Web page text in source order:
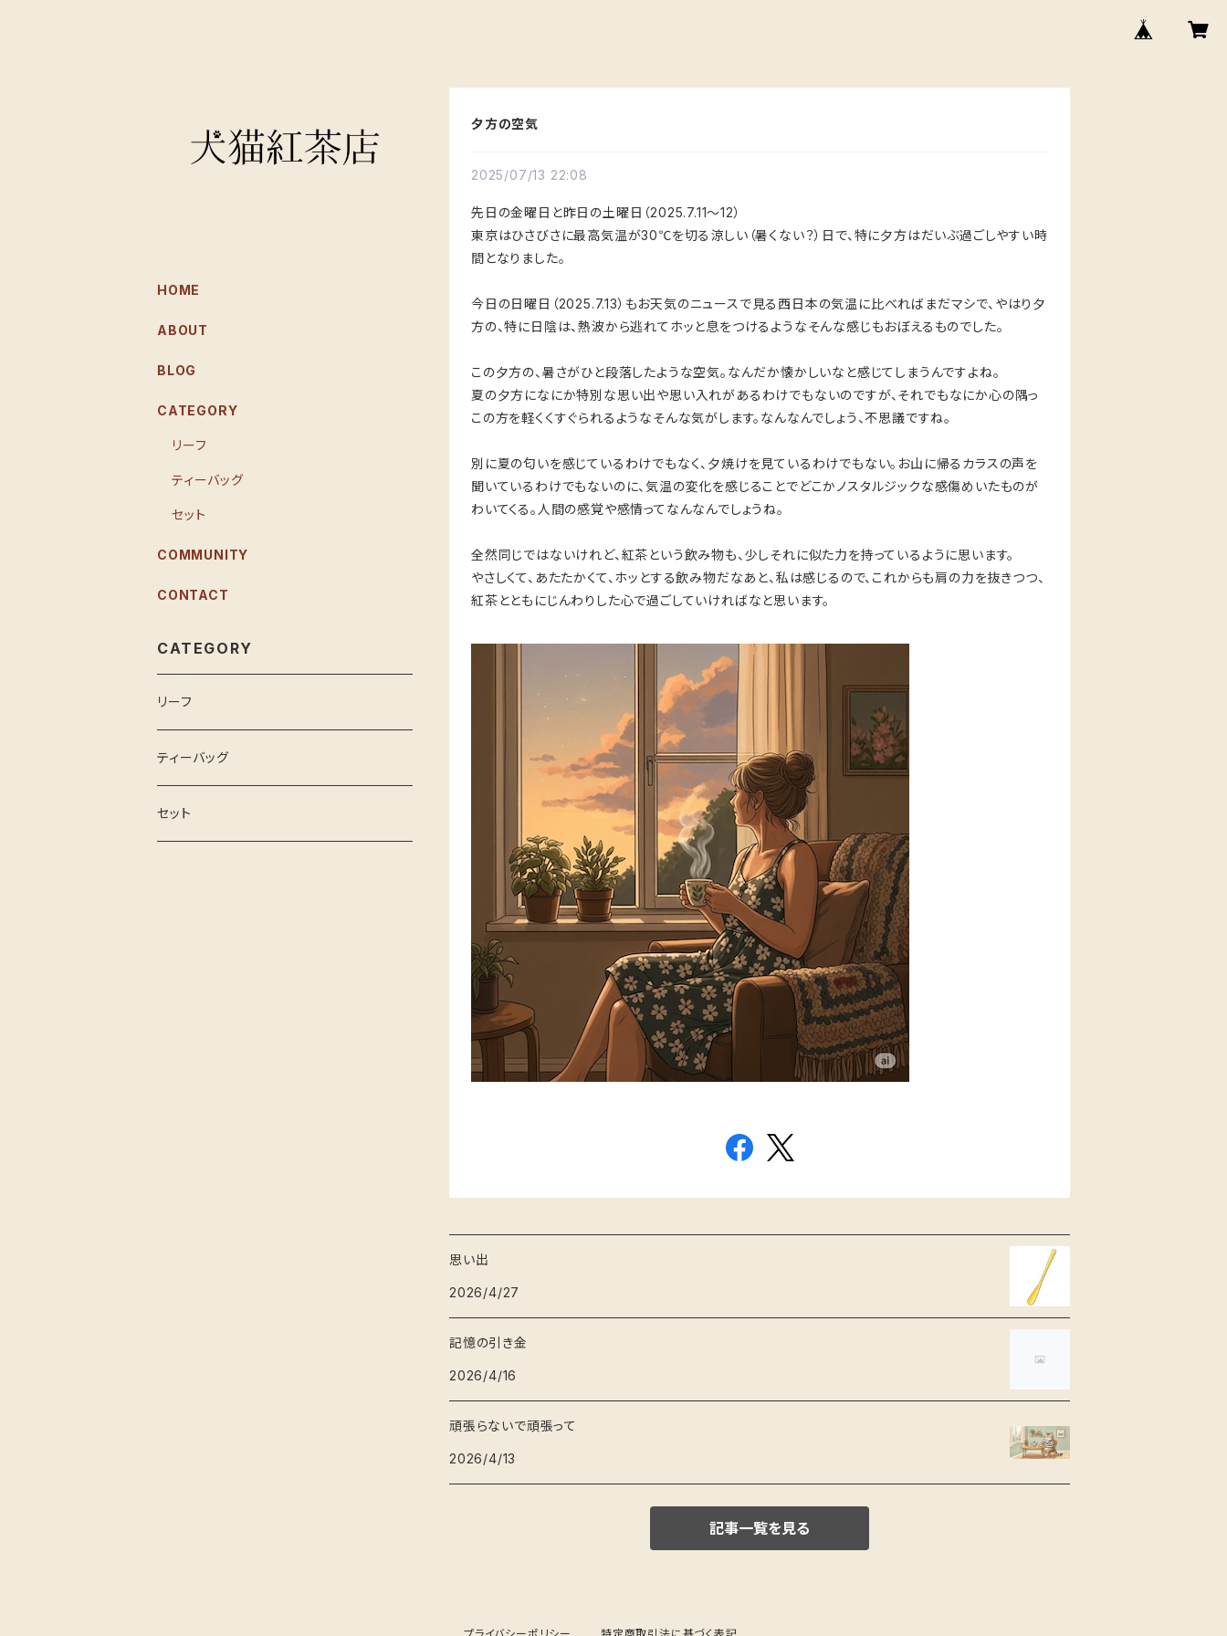
夕方の空気
2025/07/13 22:08
先日の金曜日と昨日の土曜日（2025.7.11〜12）
東京はひさびさに最高気温が30℃を切る涼しい（暑くない？）日で、特に夕方はだいぶ過ごしやすい時
間となりました。
今日の日曜日（2025.7.13）もお天気のニュースで見る西日本の気温に比べればまだマシで、やはり夕
方の、特に日陰は、熱波から逃れてホッと息をつけるようなそんな感じもおぼえるものでした。
この夕方の、暑さがひと段落したような空気。なんだか懐かしいなと感じてしまうんですよね。
夏の夕方になにか特別な思い出や思い入れがあるわけでもないのですが、それでもなにか心の隅っ
この方を軽くくすぐられるようなそんな気がします。なんなんでしょう、不思議ですね。
別に夏の匂いを感じているわけでもなく、夕焼けを見ているわけでもない。お山に帰るカラスの声を
聞いているわけでもないのに、気温の変化を感じることでどこかノスタルジックな感傷めいたものが
わいてくる。人間の感覚や感情ってなんなんでしょうね。
全然同じではないけれど、紅茶という飲み物も、少しそれに似た力を持っているように思います。
やさしくて、あたたかくて、ホッとする飲み物だなあと、私は感じるので、これからも肩の力を抜きつつ、
紅茶とともにじんわりした心で過ごしていければなと思います。
思い出
2026/4/27
記憶の引き金
2026/4/16
頑張らないで頑張って
2026/4/13
記事一覧を見る
HOME
ABOUT
BLOG
CATEGORY
リーフ
ティーバッグ
セット
COMMUNITY
CONTACT
CATEGORY
リーフ
ティーバッグ
セット